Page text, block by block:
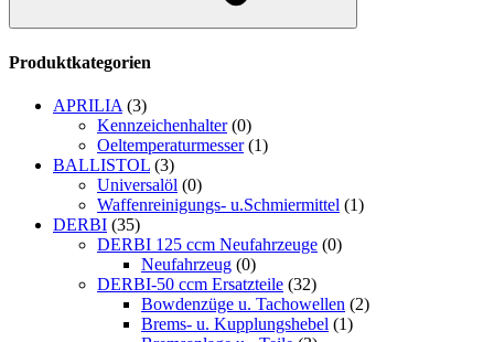
Produktkategorien
APRILIA (3)
Kennzeichenhalter (0)
Oeltemperaturmesser (1)
BALLISTOL (3)
Universalöl (0)
Waffenreinigungs- u.Schmiermittel (1)
DERBI (35)
DERBI 125 ccm Neufahrzeuge (0)
Neufahrzeug (0)
DERBI-50 ccm Ersatzteile (32)
Bowdenzüge u. Tachowellen (2)
Brems- u. Kupplungshebel (1)